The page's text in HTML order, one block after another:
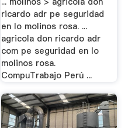
ricardo adr pe seguridad
en lo molinos rosa. ...
agricola don ricardo adr
com pe seguridad en lo
molinos rosa.
CompuTrabajo Perú ...